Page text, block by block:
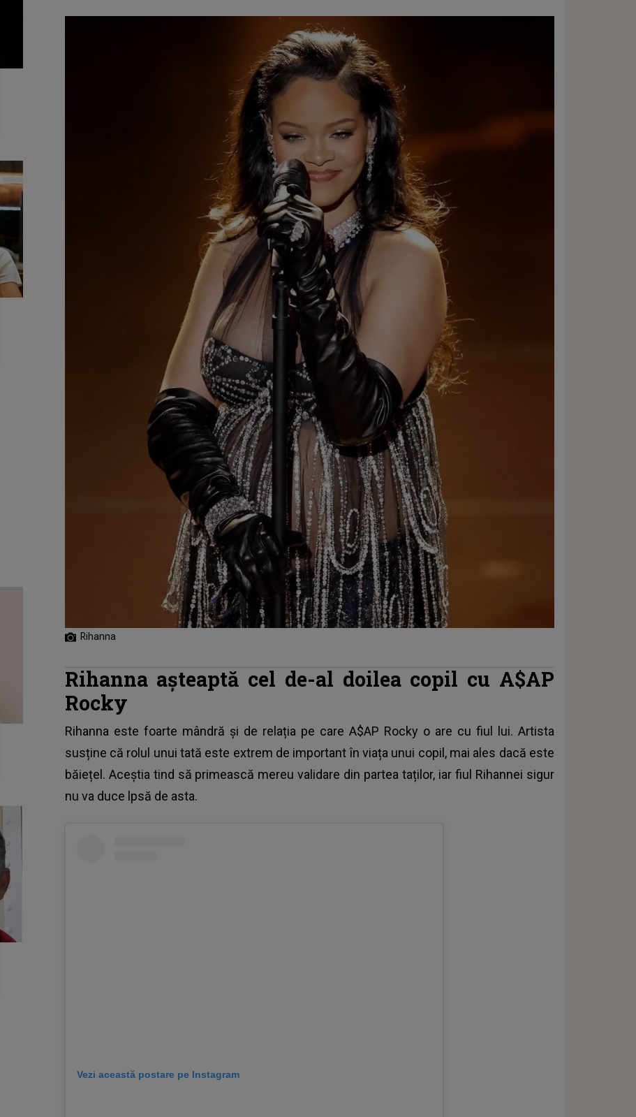
Rihanna
Rihanna așteaptă cel de-al doilea copil cu A$AP
Rocky
Rihannaeste foarte mândră și de relația pe care A$AP Rocky o are cu fiul lui. Artista
susține că rolul unui tată este extrem de important în viața unui copil, mai ales dacă este
băiețel. Aceștia tind să primească mereu validare din partea taților, iar fiul Rihannei sigur
nu va duce lpsă de asta.
Vezi această postare pe Instagram